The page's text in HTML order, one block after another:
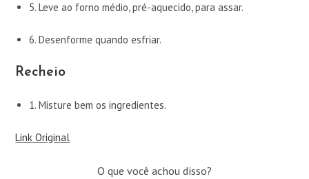
5. Leve ao forno médio, pré-aquecido, para assar.
6. Desenforme quando esfriar.
Recheio
1. Misture bem os ingredientes.
Link Original
O que você achou disso?